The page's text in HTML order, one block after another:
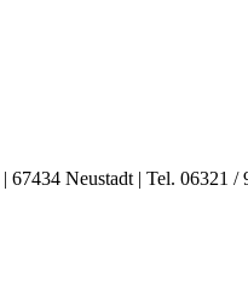
Neustadt | Tel. 06321 /